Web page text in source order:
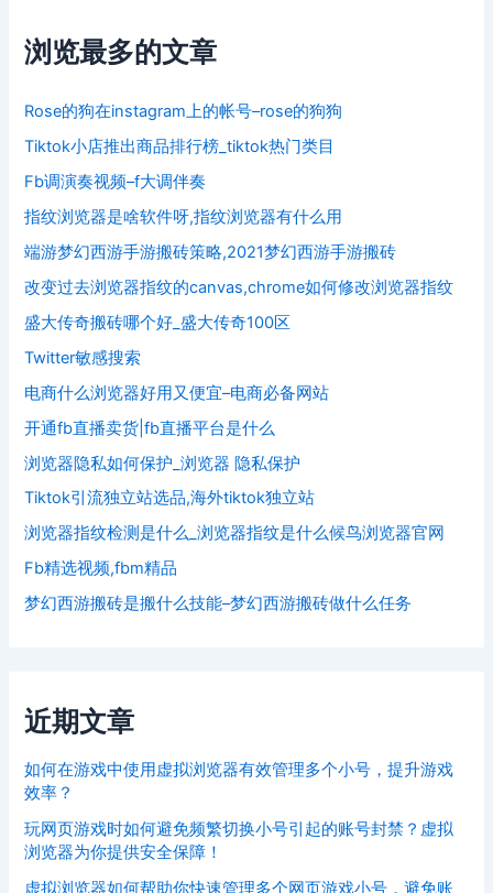
浏览最多的文章
Rose的狗在instagram上的帐号–rose的狗狗
Tiktok小店推出商品排行榜_tiktok热门类目
Fb调演奏视频–f大调伴奏
指纹浏览器是啥软件呀,指纹浏览器有什么用
端游梦幻西游手游搬砖策略,2021梦幻西游手游搬砖
改变过去浏览器指纹的canvas,chrome如何修改浏览器指纹
盛大传奇搬砖哪个好_盛大传奇100区
Twitter敏感搜索
电商什么浏览器好用又便宜–电商必备网站
开通fb直播卖货|fb直播平台是什么
浏览器隐私如何保护_浏览器 隐私保护
Tiktok引流独立站选品,海外tiktok独立站
浏览器指纹检测是什么_浏览器指纹是什么候鸟浏览器官网
Fb精选视频,fbm精品
梦幻西游搬砖是搬什么技能–梦幻西游搬砖做什么任务
近期文章
如何在游戏中使用虚拟浏览器有效管理多个小号，提升游戏
效率？
玩网页游戏时如何避免频繁切换小号引起的账号封禁？虚拟
浏览器为你提供安全保障！
虚拟浏览器如何帮助你快速管理多个网页游戏小号，避免账